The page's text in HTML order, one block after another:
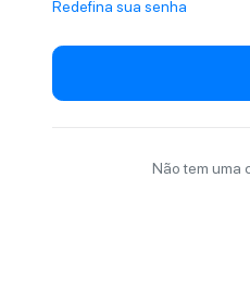
Redefina sua senha
Não tem uma